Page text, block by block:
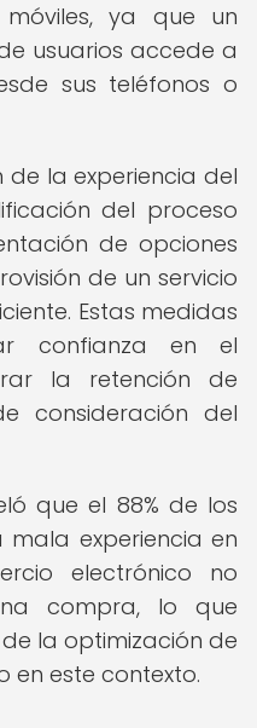
ya que un
usuarios accede a
sus teléfonos o
la experiencia del
del proceso
de opciones
de un servicio
Estas medidas
confianza en el
la retención de
consideración del
que el 88% de los
mala experiencia en
electrónico no
compra, lo que
la optimización de
en este contexto.